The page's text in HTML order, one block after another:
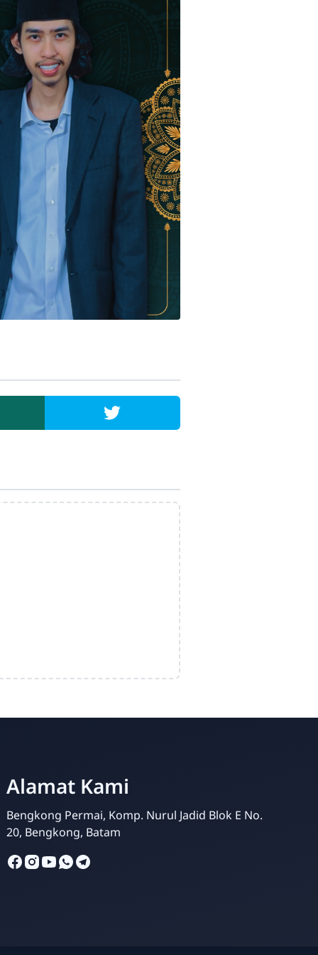
Al-Fahsya
Alamat Kami
Bengkong Permai, Komp. Nurul Jadid Blok E No.
20, Bengkong, Batam